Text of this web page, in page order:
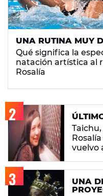
UNA RUTINA MUY
Qué significa la
natación artística al
Rosalía
vuelvo
UNA